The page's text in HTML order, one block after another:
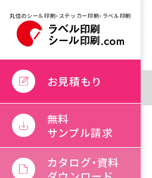
丸信のシール印刷・ステッカー印刷・ラベル印刷
お見積もり
無料
サンプル請求
カタログ・資料